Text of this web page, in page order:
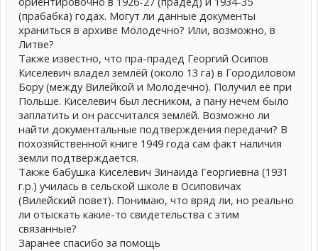
(прабабка) годах. Могут ли данные документы
храниться в архиве Молодечно? Или, возможно, в
Литве?
Также известно, что пра-прадед Георгий Осипов
Киселевич владел землёй (около 13 га) в Городиловом
Бору (между Вилейкой и Молодечно). Получил её при
Польше. Киселевич был лесником, а пану нечем было
заплатить и он рассчитался землёй. Возможно ли
найти документальные подтверждения передачи? В
похозяйственной книге 1949 года сам факт наличия
земли подтверждается.
Также бабушка Киселевич Зинаида Георгиевна (1931
г.р.) училась в сельской школе в Осиповичах
(Вилейский повет). Понимаю, что вряд ли, но реально
ли отыскать какие-то свидетельства с этим
связанные?
Заранее спасибо за помощь